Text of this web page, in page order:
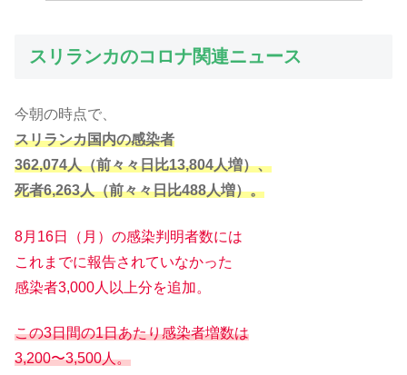
スリランカのコロナ関連ニュース
今朝の時点で、
スリランカ国内の感染者
362,074人（前々々日比13,804人増）、
死者6,263人（前々々日比488人増）。
8月16日（月）の感染判明者数には
これまでに報告されていなかった
感染者3,000人以上分を追加。
この3日間の1日あたり感染者増数は
3,200〜3,500人。